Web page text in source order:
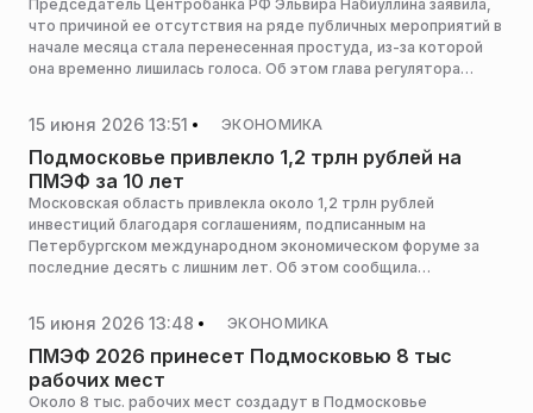
Председатель Центробанка РФ Эльвира Набиуллина заявила,
что причиной ее отсутствия на ряде публичных мероприятий в
начале месяца стала перенесенная простуда, из-за которой
она временно лишилась голоса. Об этом глава регулятора
сети «ВКонтакте», сообщает «Коммерсант».
15 июня 2026 13:51 ЭКОНОМИКА
Подмосковье привлекло 1,2 трлн рублей на
ПМЭФ за 10 лет
Московская область привлекла около 1,2 трлн рублей
инвестиций благодаря соглашениям, подписанным на
Петербургском международном экономическом форуме за
последние десять с лишним лет. Об этом сообщила
Зиновьева в интервью ТАСС, сообщает пресс-служба
Мининвеста региона.
15 июня 2026 13:48 ЭКОНОМИКА
ПМЭФ 2026 принесет Подмосковью 8 тыс
рабочих мест
Около 8 тыс. рабочих мест создадут в Подмосковье